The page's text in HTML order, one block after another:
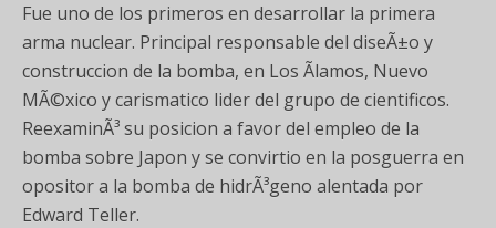
Fue uno de los primeros en desarrollar la primera
arma nuclear. Principal responsable del diseÃ±o y
construccion de la bomba, en Los Ãlamos, Nuevo
MÃ©xico y carismatico lider del grupo de cientificos.
ReexaminÃ³ su posicion a favor del empleo de la
bomba sobre Japon y se convirtio en la posguerra en
opositor a la bomba de hidrÃ³geno alentada por
Edward Teller.